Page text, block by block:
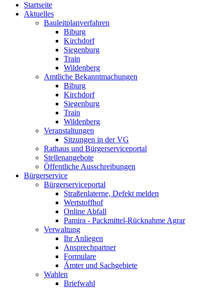
Startseite
Aktuelles
Bauleitplanverfahren
Biburg
Kirchdorf
Siegenburg
Train
Wildenberg
Amtliche Bekanntmachungen
Biburg
Kirchdorf
Siegenburg
Train
Wildenberg
Veranstaltungen
Sitzungen in der VG
Rathaus und Bürgerserviceportal
Stellenangebote
Öffentliche Ausschreibungen
Bürgerservice
Bürgerserviceportal
Straßenlaterne, Defekt melden
Wertstoffhof
Online Abfall
Pamira - Packmittel-Rücknahme Agrar
Verwaltung
Ihr Anliegen
Ansprechpartner
Formulare
Ämter und Sachgebiete
Wahlen
Briefwahl